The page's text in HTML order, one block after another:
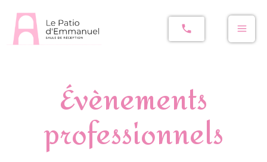
phone
Évènements
professionnels